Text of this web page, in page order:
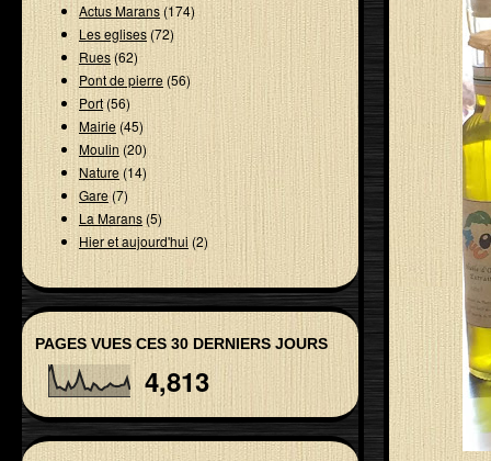
Actus Marans (174)
Les eglises(72)
Rues(62)
Pont de pierre(56)
Port(56)
Mairie(45)
Moulin(20)
Nature(14)
Gare (7)
La Marans(5)
Hier et aujourd'hui (2)
PAGES VUES CES 30 DERNIERS JOURS
4,813